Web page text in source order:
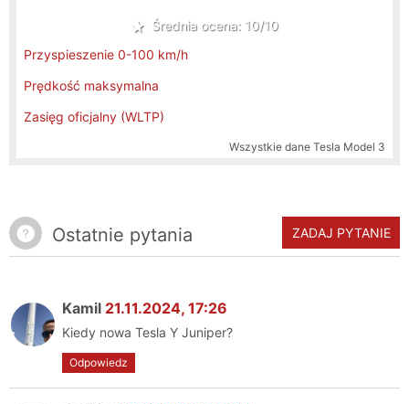
Średnia ocena: 10/10
Przyspieszenie 0-100 km/h
Prędkość maksymalna
Zasięg oficjalny (WLTP)
Wszystkie dane Tesla Model 3
Ostatnie pytania ZADAJ PYTANIE
Kamil 21.11.2024, 17:26
Kiedy nowa Tesla Y Juniper?
Odpowiedz